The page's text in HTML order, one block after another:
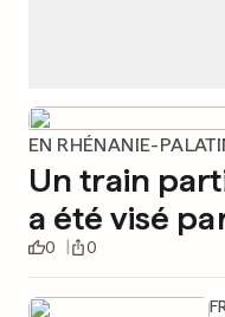
EN RHÉNANIE-
Un train
a été visé
0 0